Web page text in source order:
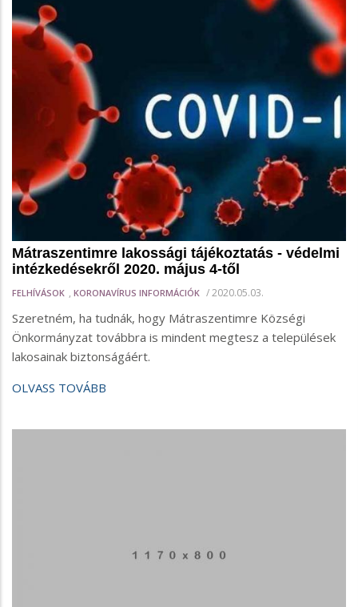
Mátraszentimre lakossági tájékoztatás - védelmi
intézkedésekről 2020. május 4-től
FELHÍVÁSOK , KORONAVÍRUS INFORMÁCIÓK /2020.05.03.
Szeretném, ha tudnák, hogy Mátraszentimre Községi
Önkormányzat továbbra is mindent megtesz a települések
lakosainak biztonságáért.
OLVASS TOVÁBB